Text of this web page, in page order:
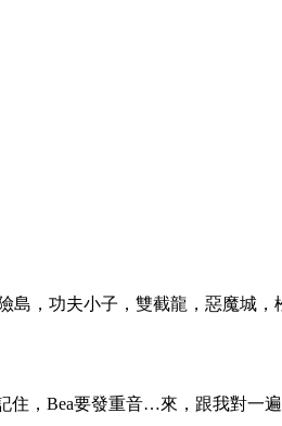
，功夫小子，雙截龍，惡魔城
住，Bea要發重音…來，跟我對